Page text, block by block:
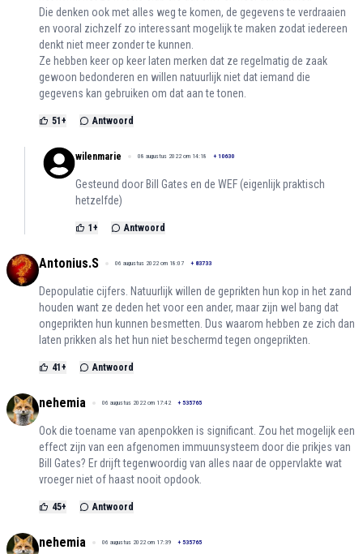
Die denken ook met alles weg te komen, de gegevens te verdraaien
en vooral zichzelf zo interessant mogelijk te maken zodat iedereen
denkt niet meer zonder te kunnen.
Ze hebben keer op keer laten merken dat ze regelmatig de zaak
gewoon bedonderen en willen natuurlijk niet dat iemand die
gegevens kan gebruiken om dat aan te tonen.
51 + Antwoord
wilenmarie 08 augustus 2022 om 14:18 + 10630
Gesteund door Bill Gates en de WEF (eigenlijk praktisch
hetzelfde)
1 + Antwoord
Antonius.S 06 augustus 2022 om 18:07 + 83733
Depopulatie cijfers. Natuurlijk willen de geprikten hun kop in het zand
houden want ze deden het voor een ander, maar zijn wel bang dat
ongeprikten hun kunnen besmetten. Dus waarom hebben ze zich dan
laten prikken als het hun niet beschermd tegen ongeprikten.
41 + Antwoord
nehemia 06 augustus 2022 om 17:42 + 535765
Ook die toename van apenpokken is significant. Zou het mogelijk een
effect zijn van een afgenomen immuunsysteem door die prikjes van
Bill Gates? Er drijft tegenwoordig van alles naar de oppervlakte wat
vroeger niet of haast nooit opdook.
45+ Antwoord
nehemia 06 augustus 2022 om 17:39 + 535765